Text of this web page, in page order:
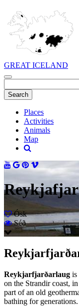
GREAT ICELAND
Places
Activities
Animals
Map
Ósk
Séð
Reykjarfjarðarlaug is
on the Strandir coast,
part of an old
bathing for generations.